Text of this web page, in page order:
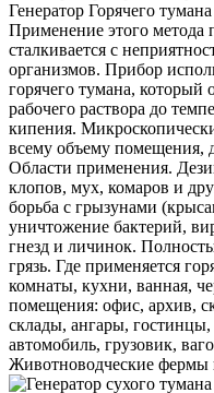
Генератор Горячего тумана
Применение этого метода
сталкивается с
организмов. Прибор
горячего тумана, который
рабочего раствора до
кипения.
всему объему помещения,
Области применения.
клопов, мух, комаров и
борьба с грызунами
уничтожение бактерий,
гнезд и личинок.
грязь. Где применяется
комнаты, кухни, ванная,
помещения: офис, архив,
склады, ангары, гостинцы,
автомобиль, грузовик,
Животноводческие фермы